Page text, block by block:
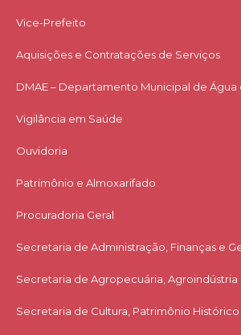
Vice-Prefeito
Aquisições e Contratações de Serviços​
DMAE – Departamento Municipal de Água
Vigilância em Saúde
Ouvidoria
Patrimônio e Almoxarifado
Procuradoria Geral
Secretaria de Administração, Finanças e
Secretaria de Agropecuária,
Secretaria de Cultura, Patrimônio Histórico